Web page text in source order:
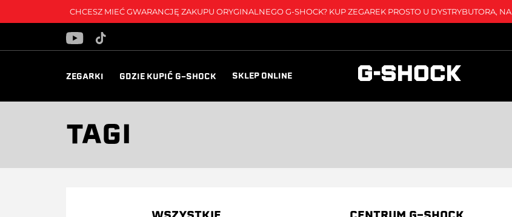
CHCESZ MIEĆ GWARANCJĘ ZAKUPU ORYGINALNEGO G-SHOCK? KUP ZEGAREK PROSTO U DYSTRYBUTORA, NA
ZEGARKI GDZIE KUPIĆ G-SHOCK SKLEP ONLINE
TAGI